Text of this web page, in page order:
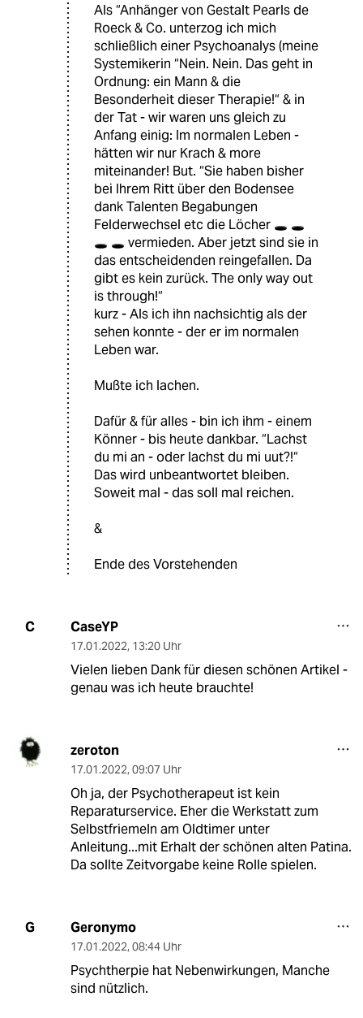
Als “Anhänger von Gestalt Pearls de
Roeck & Co. unterzog ich mich
schließlich einer Psychoanalys (meine
Systemikerin “Nein. Nein. Das geht in
Ordnung: ein Mann & die
Besonderheit dieser Therapie!“ & in
der Tat - wir waren uns gleich zu
Anfang einig: Im normalen Leben -
hätten wir nur Krach & more
miteinander! But. “Sie haben bisher
bei Ihrem Ritt über den Bodensee
dank Talenten Begabungen
Felderwechsel etc die Löcher 🕳 🕳
🕳 🕳 vermieden. Aber jetzt sind sie in
das entscheidenden reingefallen. Da
gibt es kein zurück. The only way out
is through!“
kurz - Als ich ihn nachsichtig als der
sehen konnte - der er im normalen
Leben war.
Mußte ich lachen.
Dafür & für alles - bin ich ihm - einem
Könner - bis heute dankbar. “Lachst
du mi an - oder lachst du mi uut?!“
Das wird unbeantwortet bleiben.
Soweit mal - das soll mal reichen.
&
Ende des Vorstehenden
C CaseYP
17.01.2022, 13:20 Uhr
Vielen lieben Dank für diesen schönen Artikel -
genau was ich heute brauchte!
zeroton
17.01.2022, 09:07 Uhr
Oh ja, der Psychotherapeut ist kein
Reparaturservice. Eher die Werkstatt zum
Selbstfriemeln am Oldtimer unter
Anleitung...mit Erhalt der schönen alten Patina.
Da sollte Zeitvorgabe keine Rolle spielen.
G Geronymo
17.01.2022, 08:44 Uhr
Psychtherpie hat Nebenwirkungen, Manche
sind nützlich.